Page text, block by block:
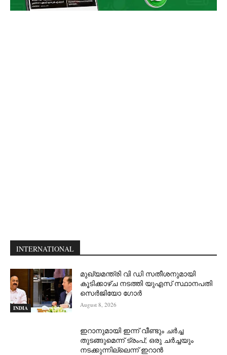
INTERNATIONAL
INDIA
മുഖ്യമന്ത്രി വി ഡി സതീശനുമായി
കൂടിക്കാഴ്ച നടത്തി യുഎസ് സ്ഥാനപതി
സെര്‍ജിയോ ഗോര്‍
August 8, 2026
ഇറാനുമായി ഇന്ന് വീണ്ടും ചര്‍ച്ച
തുടങ്ങുമെന്ന് ട്രംപ്; ഒരു ചര്‍ച്ചയും
നടക്കുന്നില്ലെന്ന് ഇറാന്‍